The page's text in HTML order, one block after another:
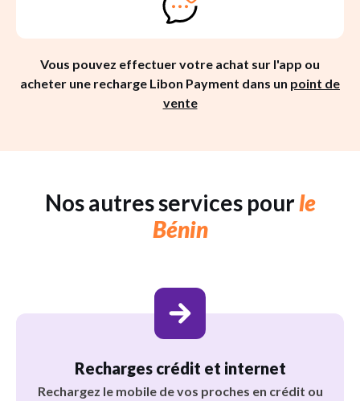
Vous pouvez effectuer votre achat sur l'app ou
acheter une recharge Libon Payment dans un point de
vente
Nos autres services pourle
Bénin
Recharges crédit et internet
Rechargez le mobile de vos proches en crédit ou